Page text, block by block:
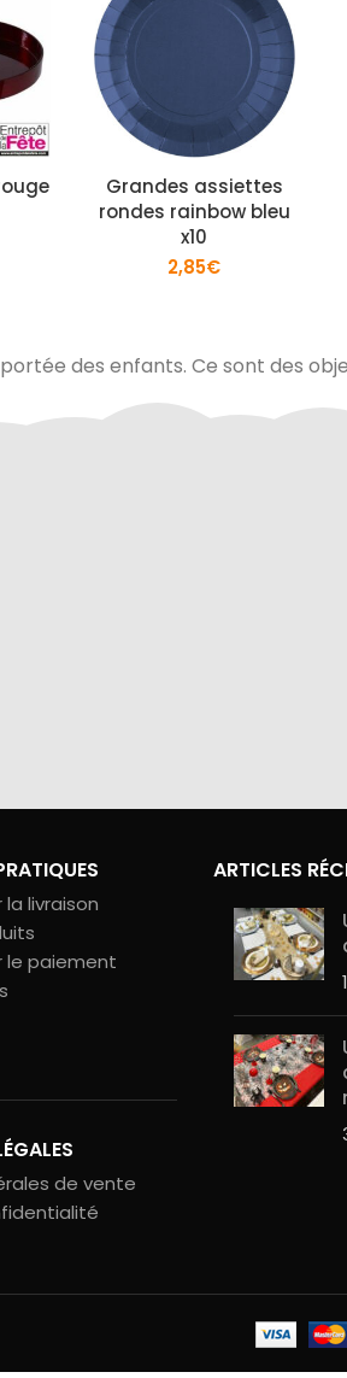
Grandes assiettes
rondes rainbow bleu
x10
2,85€
des enfants. Ce sont des
livraison
le paiement
de vente
ARTICLES